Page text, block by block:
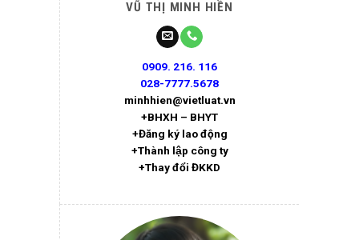
VŨ THỊ MINH HIỀN
0909. 216. 116
028-7777.5678
minhhien@vietluat.vn
+BHXH – BHYT
+Đăng ký lao động
+Thành lập công ty
+Thay đổi ĐKKD